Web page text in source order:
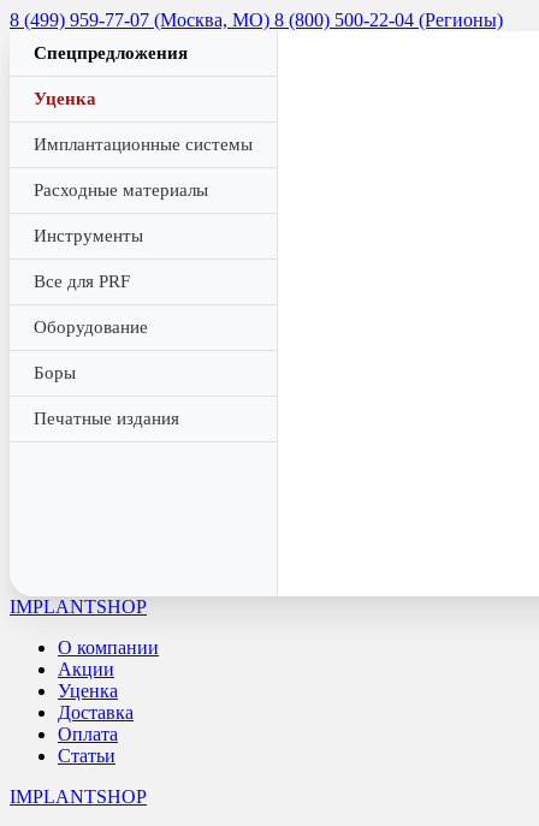
8 (499) 959-77-07 (Москва, МО) 8 (800) 500-22-04 (Регионы)
Спецпредложения
Уценка
Имплантационные системы
Расходные материалы
Инструменты
Все для PRF
Оборудование
Боры
Печатные издания
IMPLANTSHOP
О компании
Акции
Уценка
Доставка
Оплата
Статьи
IMPLANTSHOP